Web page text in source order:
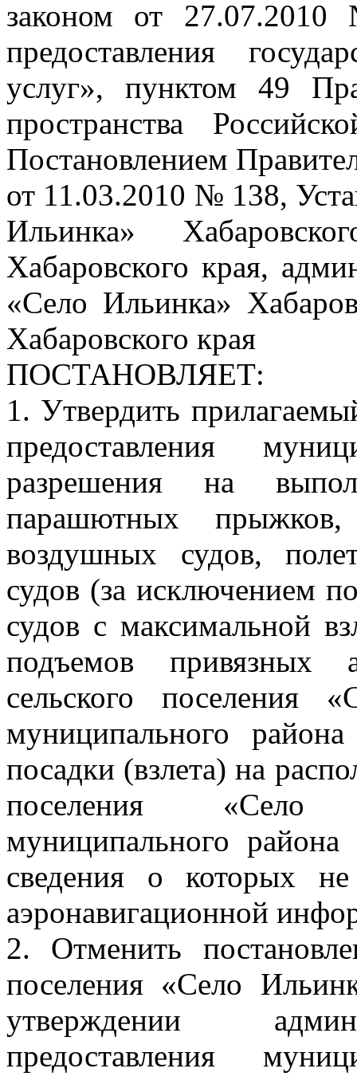
законом от
предоставления
услуг», пунктом 49
пространства
Постановлением
от 11.03.2010 № 138,
Ильинка»
Хабаровского края,
«Село Ильинка»
Хабаровского края
ПОСТАНОВЛЯЕТ:
1. Утвердить
предоставления
разрешения на
парашютных прыжков,
воздушных судов,
судов (за исключением
судов с максимальной
подъемов привязных
сельского поселения
муниципального
посадки (взлета) на
поселения «Село
муниципального
сведения о которых
аэронавигационной
2. Отменить
поселения «Село
утверждении
предоставления